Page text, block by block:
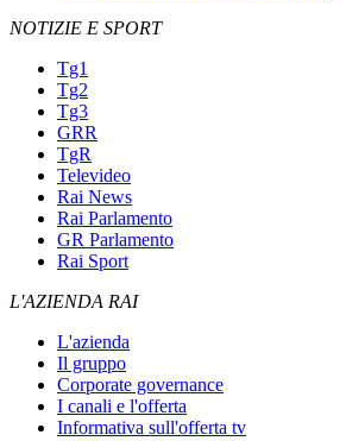
NOTIZIE E SPORT
Tg1
Tg2
Tg3
GRR
TgR
Televideo
Rai News
Rai Parlamento
GR Parlamento
Rai Sport
L'AZIENDA RAI
L'azienda
Il gruppo
Corporate governance
I canali e l'offerta
Informativa sull'offerta tv